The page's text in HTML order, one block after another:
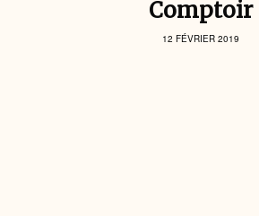
Comptoir
12 FÉVRIER 2019